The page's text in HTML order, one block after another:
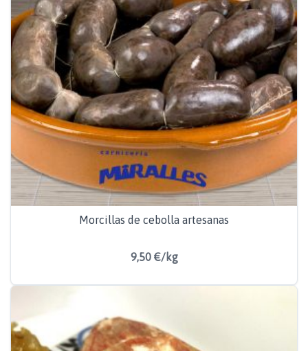
Morcillas de cebolla artesanas
9,50 €/kg